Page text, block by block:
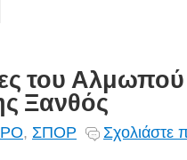
του
Ξανθός
, ΣΠΟΡ Σχολιάστε